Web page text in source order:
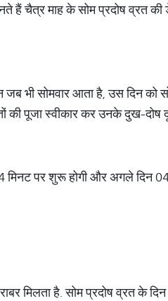
हैं चैत्र माह के सोम प्रदोष व्रत
भी सोमवार आता है, उस दिन को
की पूजा स्वीकार कर उनके दुख-दोष
मिनट पर शुरू होगी और अगले दिन
मिलता है. सोम प्रदोष व्रत के दिन